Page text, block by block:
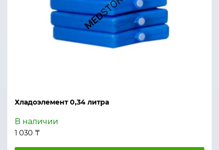
Хладоэлемент 0,34 литра
В наличии
1 030 ₸